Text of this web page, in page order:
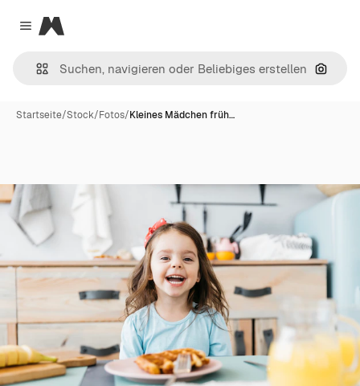
Close menu
Magnific
Nach
Startseite/Stock/Fotos/Kleines Mädchen früh…